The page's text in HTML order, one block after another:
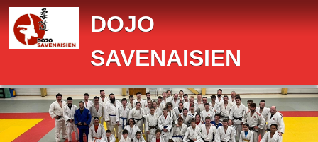
DOJO
SAVENAISIEN
Panneau de gestion des cookies